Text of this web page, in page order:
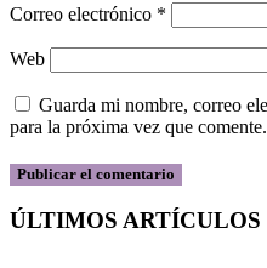
Correo electrónico *
Web
Guarda mi nombre, correo
para la próxima vez que comente.
ÚLTIMOS ARTÍCULOS